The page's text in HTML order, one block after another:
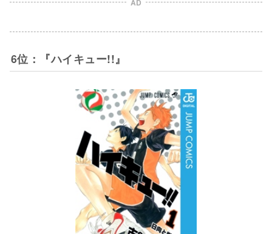
6位：『ハイキュー!!』